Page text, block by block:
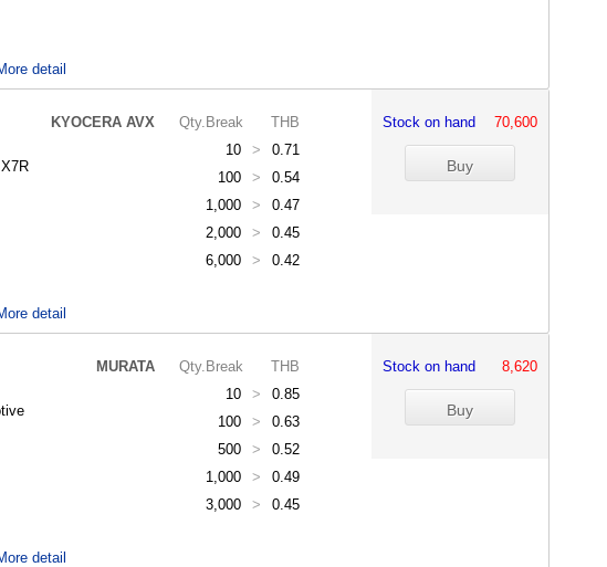
detail
KYOCERA AVX
Qty.Break
THB
10
>
0.71
100
>
0.54
1,000
>
0.47
2,000
>
0.45
6,000
> 0.42
Stock on hand 70,600
detail
MURATA
Qty.Break
THB
10
>
0.85
100
>
0.63
500
>
0.52
1,000
>
0.49
3,000
> 0.45
Stock on hand 8,620
detail